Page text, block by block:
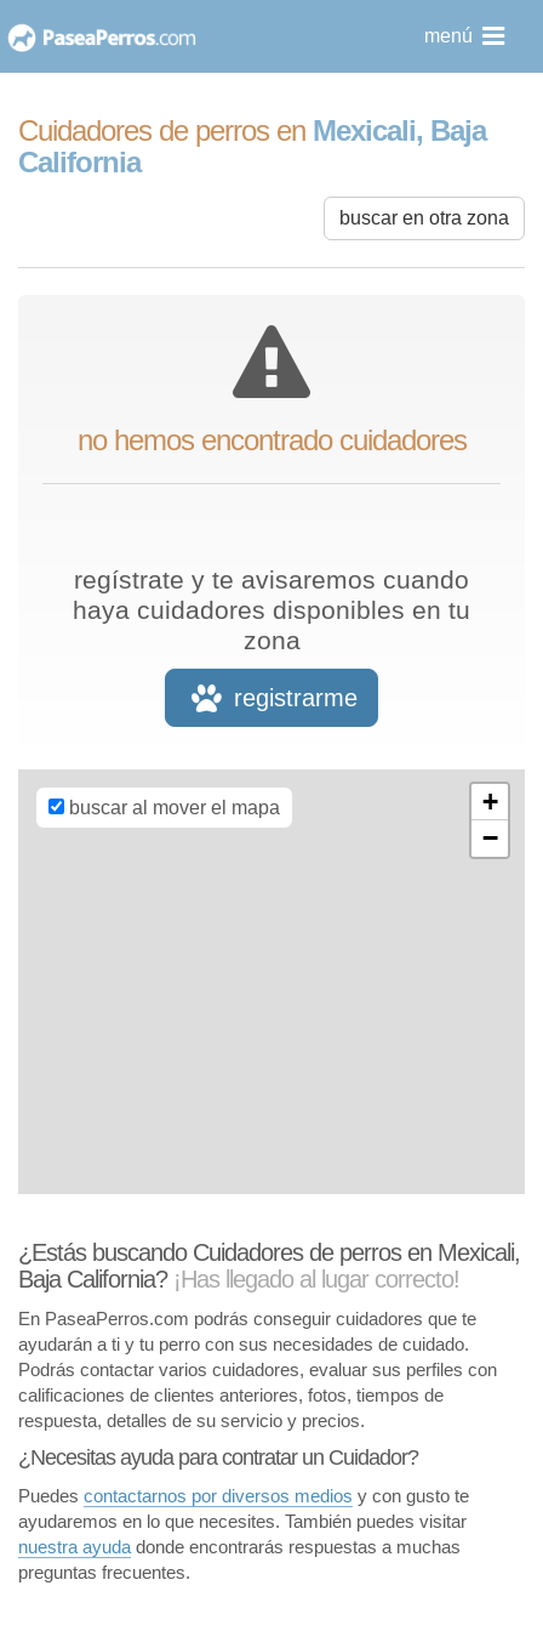
al
menú
Cuidadores de perros en Mexicali, Baja
California
buscar en otra zona
no hemos encontrado cuidadores
regístrate y te avisaremos cuando
haya cuidadores disponibles en tu
zona
registrarme
buscar al mover el mapa
+
−
OpenStreetMap
CC-BY-SA
¿Estás buscando Cuidadores de perros en Mexicali,
Baja California? ¡Has llegado al lugar correcto!
En PaseaPerros.com podrás conseguir cuidadores que te
ayudarán a ti y tu perro con sus necesidades de cuidado.
Podrás contactar varios cuidadores, evaluar sus perfiles con
calificaciones de clientes anteriores, fotos, tiempos de
respuesta, detalles de su servicio y precios.
¿Necesitas ayuda para contratar un Cuidador?
Puedes contactarnos por diversos medios y con gusto te
ayudaremos en lo que necesites. También puedes visitar
nuestra ayuda donde encontrarás respuestas a muchas
preguntas frecuentes.